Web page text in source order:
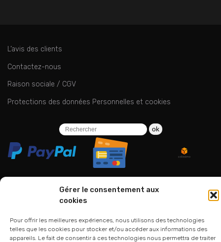
Gérer le consentement aux
cookies
Pour offrir les meilleures expériences, nous utilisons des technologies
telles que les cookies pour stocker et/ou accéder aux informations des
appareils. Le fait de consentir à ces technologies nous permettra de traiter
L’avis des clients
Contactez-nous
Raison sociale / CGV
Protections des données Personnelles et cookies
ok
01 75 33 00 85